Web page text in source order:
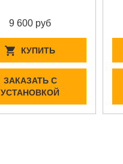
9 600 руб
КУПИТЬ
ЗАКАЗАТЬ С
УСТАНОВКОЙ